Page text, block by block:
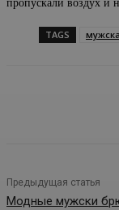
пропускали воздух и
TAGS
Предыдущая статья
Модные мужски